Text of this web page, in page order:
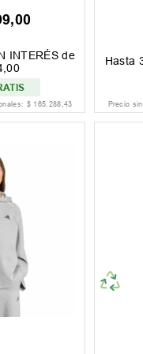
,00
INTERÉS de
,00
$ 165.288,43
Hasta
Precio